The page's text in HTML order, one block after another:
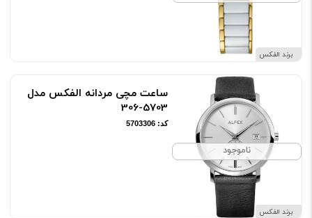
برند الفکس
ناموجود
برند الفکس
ساعت مچی مردانه الفکس مدل
5703-306
کد: 5703306